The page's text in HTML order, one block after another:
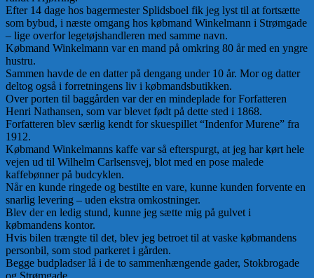
Efter 14 dage hos bagermester Splidsboel fik jeg lyst til at fortsætte
som bybud, i næste omgang hos købmand Winkelmann i Strømgade
– lige overfor legetøjshandleren med samme navn.
Købmand Winkelmann var en mand på omkring 80 år med en yngre
hustru.
Sammen havde de en datter på dengang under 10 år. Mor og datter
deltog også i forretningens liv i købmandsbutikken.
Over porten til baggården var der en mindeplade for Forfatteren
Henri Nathansen, som var blevet født på dette sted i 1868.
Forfatteren blev særlig kendt for skuespillet “Indenfor Murene” fra
1912.
Købmand Winkelmanns kaffe var så efterspurgt, at jeg har kørt hele
vejen ud til Wilhelm Carlsensvej, blot med en pose malede
kaffebønner på budcyklen.
Når en kunde ringede og bestilte en vare, kunne kunden forvente en
snarlig levering – uden ekstra omkostninger.
Blev der en ledig stund, kunne jeg sætte mig på gulvet i
købmandens kontor.
Hvis bilen trængte til det, blev jeg betroet til at vaske købmandens
personbil, som stod parkeret i gården.
Begge budpladser lå i de to sammenhængende gader, Stokbrogade
og Strømgade.